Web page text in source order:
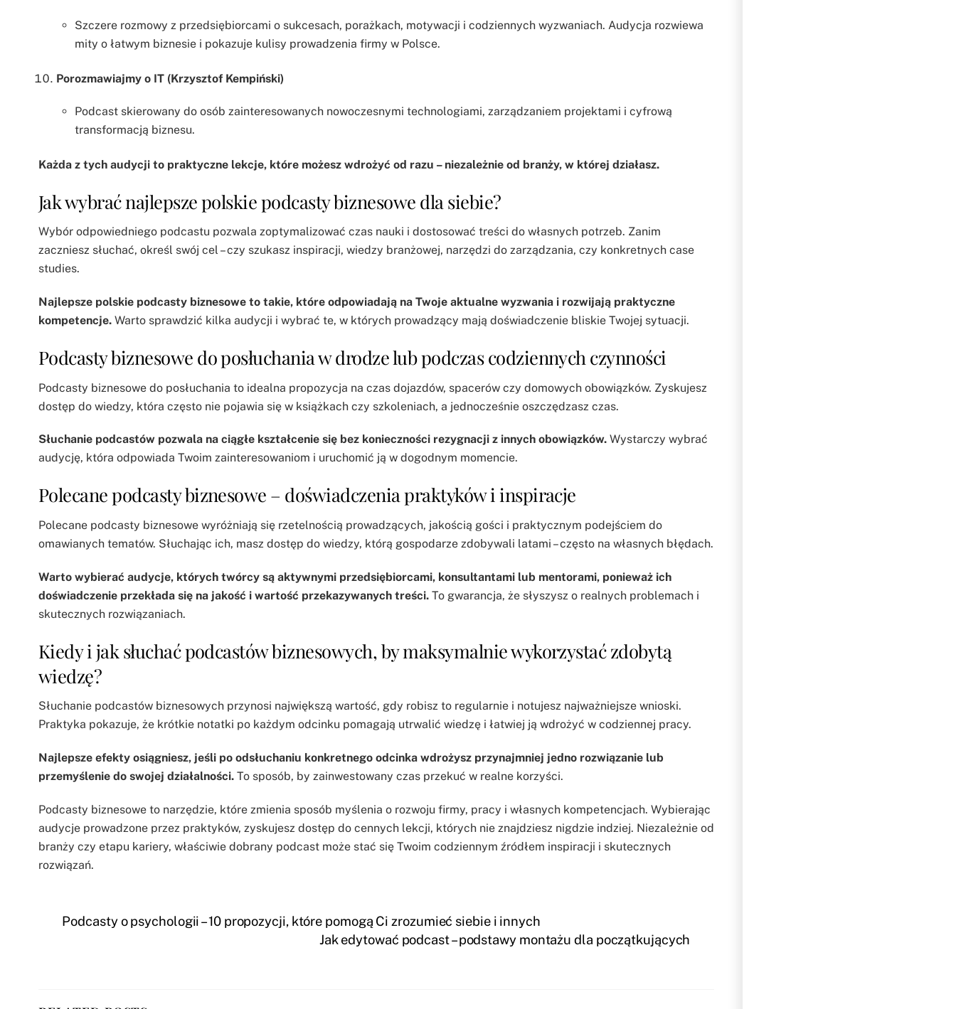
Szczere rozmowy z przedsiębiorcami o sukcesach, porażkach, motywacji i codziennych wyzwaniach. Audycja rozwiewa
mity o łatwym biznesie i pokazuje kulisy prowadzenia firmy w Polsce.
Porozmawiajmy o IT (Krzysztof Kempiński)
Podcast skierowany do osób zainteresowanych nowoczesnymi technologiami, zarządzaniem projektami i cyfrową
transformacją biznesu.
Każda z tych audycji to praktyczne lekcje, które możesz wdrożyć od razu – niezależnie od branży, w której działasz.
Jak wybrać najlepsze polskie podcasty biznesowe dla siebie?
Wybór odpowiedniego podcastu pozwala zoptymalizować czas nauki i dostosować treści do własnych potrzeb. Zanim
zaczniesz słuchać, określ swój cel – czy szukasz inspiracji, wiedzy branżowej, narzędzi do zarządzania, czy konkretnych case
studies.
Najlepsze polskie podcasty biznesowe to takie, które odpowiadają na Twoje aktualne wyzwania i rozwijają praktyczne
kompetencje.Warto sprawdzić kilka audycji i wybrać te, w których prowadzący mają doświadczenie bliskie Twojej sytuacji.
Podcasty biznesowe do posłuchania w drodze lub podczas codziennych czynności
Podcasty biznesowe do posłuchania to idealna propozycja na czas dojazdów, spacerów czy domowych obowiązków. Zyskujesz
dostęp do wiedzy, która często nie pojawia się w książkach czy szkoleniach, a jednocześnie oszczędzasz czas.
Słuchanie podcastów pozwala na ciągłe kształcenie się bez konieczności rezygnacji z innych obowiązków.Wystarczy wybrać
audycję, która odpowiada Twoim zainteresowaniom i uruchomić ją w dogodnym momencie.
Polecane podcasty biznesowe – doświadczenia praktyków i inspiracje
Polecane podcasty biznesowe wyróżniają się rzetelnością prowadzących, jakością gości i praktycznym podejściem do
omawianych tematów. Słuchając ich, masz dostęp do wiedzy, którą gospodarze zdobywali latami – często na własnych błędach.
Warto wybierać audycje, których twórcy są aktywnymi przedsiębiorcami, konsultantami lub mentorami, ponieważ ich
doświadczenie przekłada się na jakość i wartość przekazywanych treści.To gwarancja, że słyszysz o realnych problemach i
skutecznych rozwiązaniach.
Kiedy i jak słuchać podcastów biznesowych, by maksymalnie wykorzystać zdobytą
wiedzę?
Słuchanie podcastów biznesowych przynosi największą wartość, gdy robisz to regularnie i notujesz najważniejsze wnioski.
Praktyka pokazuje, że krótkie notatki po każdym odcinku pomagają utrwalić wiedzę i łatwiej ją wdrożyć w codziennej pracy.
Najlepsze efekty osiągniesz, jeśli po odsłuchaniu konkretnego odcinka wdrożysz przynajmniej jedno rozwiązanie lub
przemyślenie do swojej działalności.To sposób, by zainwestowany czas przekuć w realne korzyści.
Podcasty biznesowe to narzędzie, które zmienia sposób myślenia o rozwoju firmy, pracy i własnych kompetencjach. Wybierając
audycje prowadzone przez praktyków, zyskujesz dostęp do cennych lekcji, których nie znajdziesz nigdzie indziej. Niezależnie od
branży czy etapu kariery, właściwie dobrany podcast może stać się Twoim codziennym źródłem inspiracji i skutecznych
rozwiązań.
Podcasty o psychologii – 10 propozycji, które pomogą Ci zrozumieć siebie i innych
Jak edytować podcast – podstawy montażu dla początkujących